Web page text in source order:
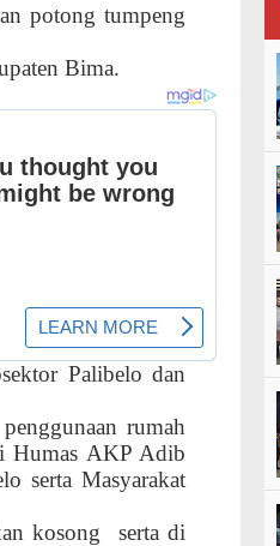
potong tumpeng
Bima.
Palibelo dan
rumah
Humas AKP Adib
serta Masyarakat
kosong
serta di